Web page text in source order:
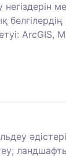
ArcGIS,